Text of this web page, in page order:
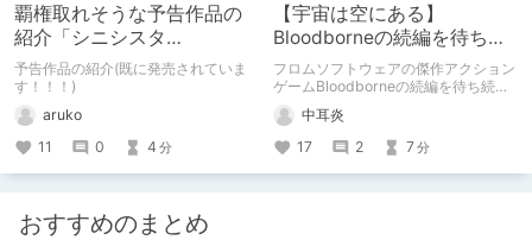
覇権取れそうな予告作品の
紹介「シニシスタ
SiNiSistar」
予告作品の紹介(既に発売されていま
す！！！)
aruko
11
0 4 分
【宇宙は空にある】
Bloodborneの続編を待ち続
けています
フロムソフトウェアの傑作アクション
ゲームBloodborneの続編を待ち続け
中耳炎
17
2 7分
おすすめのまとめ